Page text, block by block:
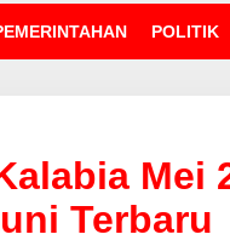
POLITIK
Mei
Terbaru